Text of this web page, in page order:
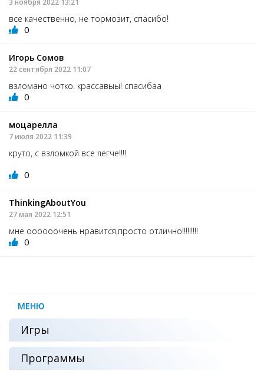
все качественно, не тормозит, спасибо!
0
Игорь Сомов
22 сентября 2022 11:07
взломано чотко. крассавыы! спасибаа
0
моцарелла
7 июля 2022 11:39
круто, с взломкой все легче!!!!
0
ThinkingAboutYou
27 мая 2022 12:51
мне оооооочень нравится,просто отлично!!!!!!!!!
0
МЕНЮ
Игры
Программы